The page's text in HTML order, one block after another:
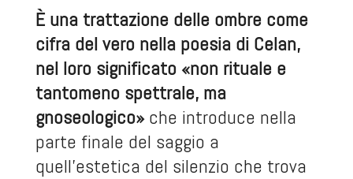
È una trattazione delle ombre come
cifra del vero nella poesia di Celan,
nel loro significato «non rituale e
tantomeno spettrale, ma
gnoseologico»che introduce nella
parte finale del saggio a
quell’estetica del silenzio che trova